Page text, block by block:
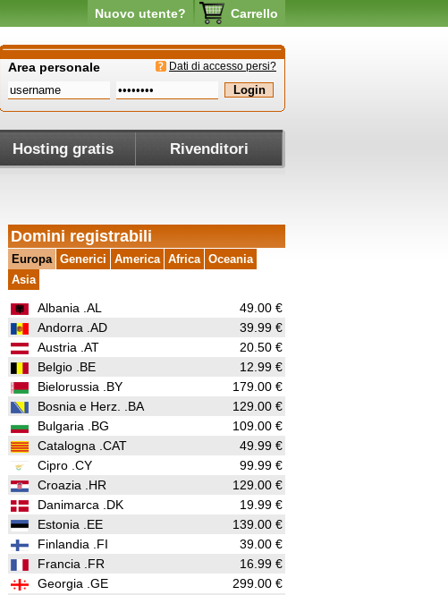
Nuovo utente? Carrello
Dati di accesso persi?
Area personale
Hosting gratis Rivenditori
Domini registrabili
Europa Generici America Africa Oceania
Asia
Albania .AL
49.00 €
Andorra .AD
39.99 €
Austria .AT
20.50 €
Belgio .BE
12.99 €
Bielorussia .BY
179.00 €
Bosnia e Herz. .BA
129.00 €
Bulgaria .BG
109.00 €
Catalogna .CAT
49.99 €
Cipro .CY
99.99 €
Croazia .HR
129.00 €
Danimarca .DK
19.99 €
Estonia .EE
139.00 €
Finlandia .FI
39.00 €
Francia .FR
16.99 €
Georgia .GE
299.00 €